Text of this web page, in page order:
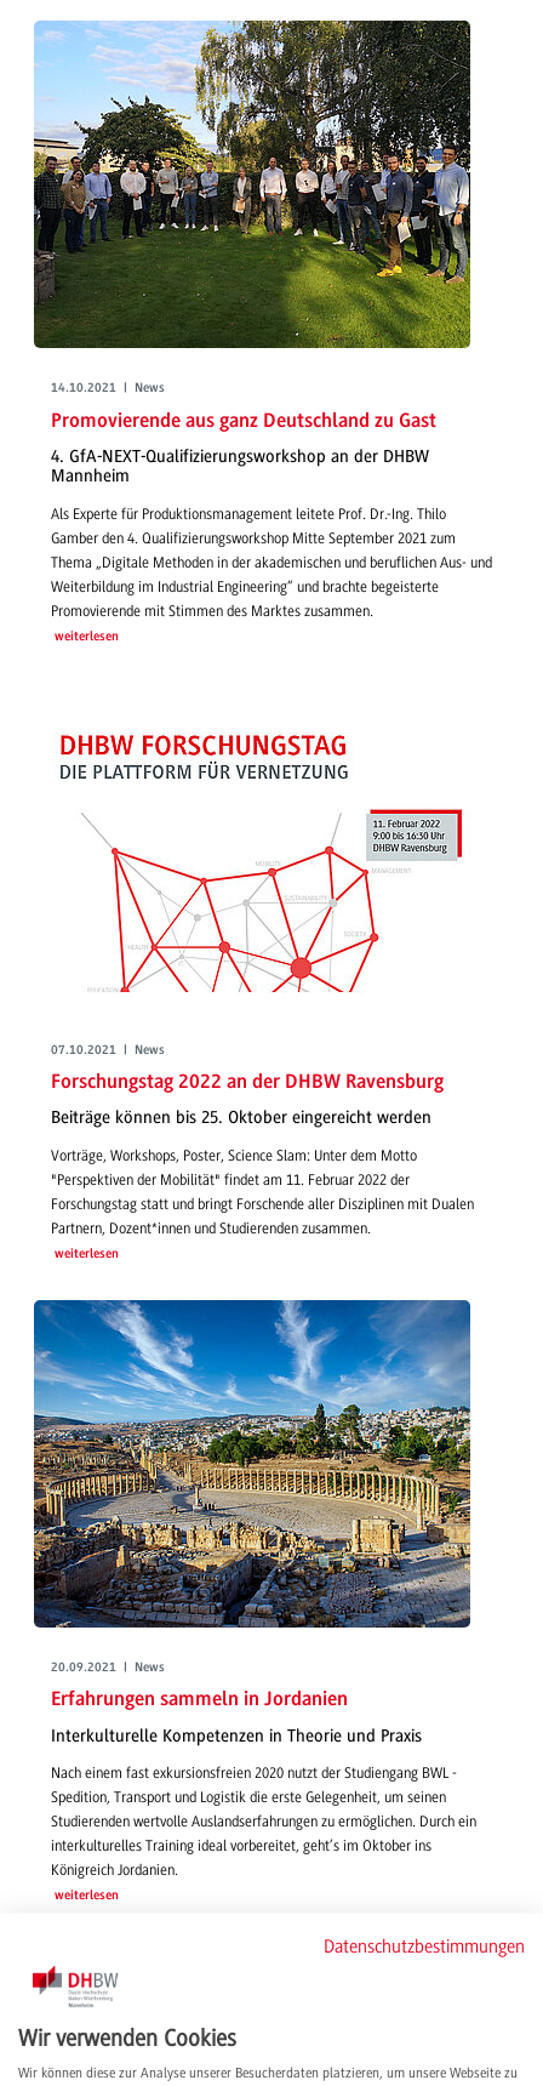
14.10.2021 | News
Promovierende aus ganz Deutschland zu Gast
4. GfA-NEXT-Qualifizierungsworkshop an der DHBW
Mannheim
Als Experte für Produktionsmanagement leitete Prof. Dr.-Ing. Thilo
Gamber den 4. Qualifizierungsworkshop Mitte September 2021 zum
Thema „Digitale Methoden in der akademischen und beruflichen Aus- und
Weiterbildung im Industrial Engineering“ und brachte begeisterte
Promovierende mit Stimmen des Marktes zusammen.
weiterlesen
07.10.2021 | News
Forschungstag 2022 an der DHBW Ravensburg
Beiträge können bis 25. Oktober eingereicht werden
Vorträge, Workshops, Poster, Science Slam: Unter dem Motto
"Perspektiven der Mobilität" findet am 11. Februar 2022 der
Forschungstag statt und bringt Forschende aller Disziplinen mit Dualen
Partnern, Dozent*innen und Studierenden zusammen.
weiterlesen
20.09.2021 | News
Erfahrungen sammeln in Jordanien
Interkulturelle Kompetenzen in Theorie und Praxis
Nach einem fast exkursionsfreien 2020 nutzt der Studiengang BWL -
Spedition, Transport und Logistik die erste Gelegenheit, um seinen
Studierenden wertvolle Auslandserfahrungen zu ermöglichen. Durch ein
interkulturelles Training ideal vorbereitet, geht’s im Oktober ins
Königreich Jordanien.
weiterlesen
Datenschutzbestimmungen
Wir verwenden Cookies
Wir können diese zur Analyse unserer Besucherdaten platzieren, um unsere Webseite zu